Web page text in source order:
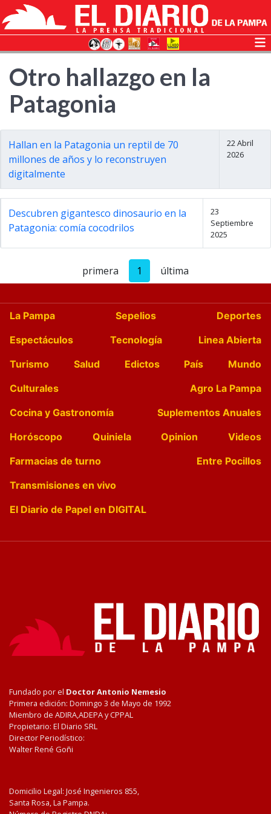
Otro hallazgo en la
Patagonia
Hallan en la Patagonia un reptil de 70
millones de años y lo reconstruyen
digitalmente
22 Abril
2026
Descubren gigantesco dinosaurio en la
Patagonia: comía cocodrilos
23
Septiembre
2025
primera 1 última
La Pampa Sepelios
Deportes
Espectáculos
Tecnología
Linea Abierta
Turismo
Salud Edictos País
Mundo
Culturales
Agro La Pampa
Cocina y Gastronomía
Suplementos Anuales
Horóscopo
Quiniela Opinion
Videos
Farmacias de turno
Entre Pocillos
Transmisiones en vivo
El Diario de Papel en DIGITAL
Fundado por el Doctor Antonio Nemesio
Primera edición: Domingo 3 de Mayo de 1992
Miembro de ADIRA,ADEPA y CPPAL
Propietario: El Diario SRL
Director Periodístico:
Walter René Goñi
Domicilio Legal: José Ingenieros 855,
Santa Rosa, La Pampa.